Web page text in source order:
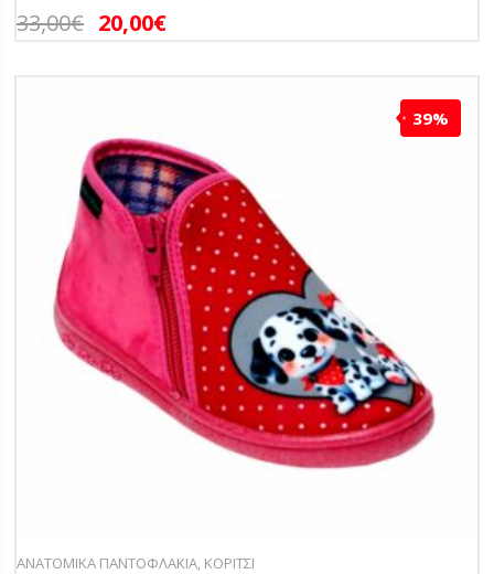
33,00€ 20,00€
39%
ΑΝΑΤΟΜΙΚΑ ΠΑΝΤΟΦΛΑΚΙΑ, ΚΟΡΙΤΣΙ